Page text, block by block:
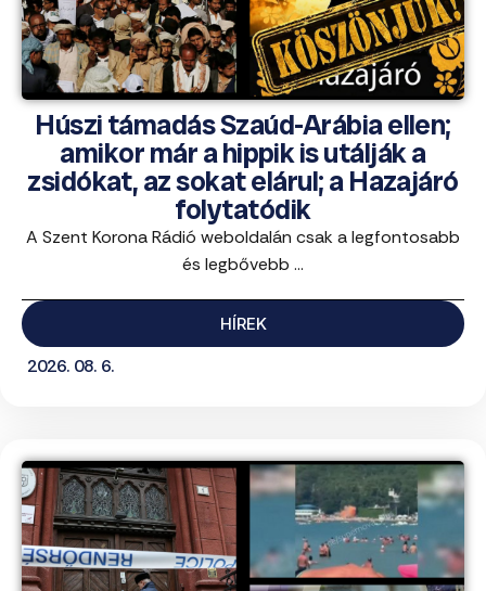
Húszi támadás Szaúd-Arábia ellen;
amikor már a hippik is utálják a
zsidókat, az sokat elárul; a Hazajáró
folytatódik
A Szent Korona Rádió weboldalán csak a legfontosabb
és legbővebb ...
HÍREK
2026. 08. 6.